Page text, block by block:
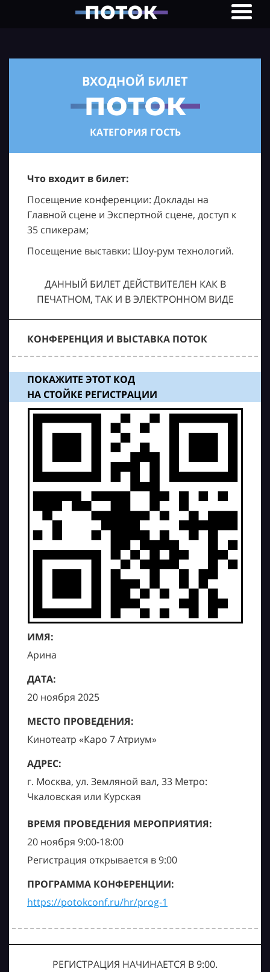
ВХОДНОЙ БИЛЕТ
КАТЕГОРИЯ ГОСТЬ
Что входит в билет:
Посещение конференции: Доклады на
Главной сцене и Экспертной сцене, доступ к
35 спикерам;
Посещение выставки: Шоу-рум технологий.
ДАННЫЙ БИЛЕТ ДЕЙСТВИТЕЛЕН КАК В
ПЕЧАТНОМ, ТАК И В ЭЛЕКТРОННОМ ВИДЕ
КОНФЕРЕНЦИЯ И ВЫСТАВКА ПОТОК
ПОКАЖИТЕ ЭТОТ КОД
НА СТОЙКЕ РЕГИСТРАЦИИ
ИМЯ:
Арина
ДАТА:
20 ноября 2025
МЕСТО ПРОВЕДЕНИЯ:
Кинотеатр «Каро 7 Атриум»
АДРЕС:
г. Москва, ул. Земляной вал, 33 Метро:
Чкаловская или Курская
ВРЕМЯ ПРОВЕДЕНИЯ МЕРОПРИЯТИЯ:
20 ноября 9:00-18:00
Регистрация открывается в 9:00
ПРОГРАММА КОНФЕРЕНЦИИ:
https://potokconf.ru/hr/prog-1
РЕГИСТРАЦИЯ НАЧИНАЕТСЯ В 9:00.